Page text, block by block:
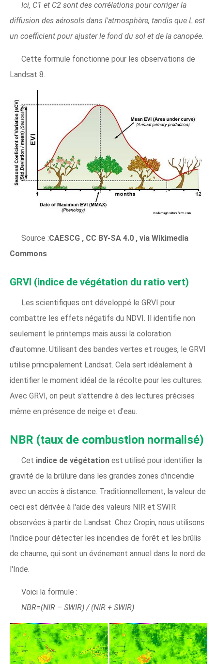
Ici, C1 et C2 sont des corrélations pour corriger la
diffusion des aérosols dans l'atmosphère, tandis que L est
un coefficient pour ajuster le fond du sol et de la canopée.
Cette formule fonctionne pour les observations de
Landsat 8.
Source :CAESCG , CC BY-SA 4.0 , via Wikimedia
Commons
GRVI (indice de végétation du ratio vert)
Les scientifiques ont développé le GRVI pour
combattre les effets négatifs du NDVI. Il identifie non
seulement le printemps mais aussi la coloration
d'automne. Utilisant des bandes vertes et rouges, le GRVI
utilise principalement Landsat. Cela sert idéalement à
identifier le moment idéal de la récolte pour les cultures.
Avec GRVI, on peut s'attendre à des lectures précises
même en présence de neige et d'eau.
NBR (taux de combustion normalisé)
Cet indice de végétation est utilisé pour identifier la
gravité de la brûlure dans les grandes zones d'incendie
avec un accès à distance. Traditionnellement, la valeur de
ceci est dérivée à l'aide des valeurs NIR et SWIR
observées à partir de Landsat. Chez Cropin, nous utilisons
l'indice pour détecter les incendies de forêt et les brûlis
de chaume, qui sont un événement annuel dans le nord de
l'Inde.
Voici la formule :
NBR=(NIR – SWIR) / (NIR + SWIR)